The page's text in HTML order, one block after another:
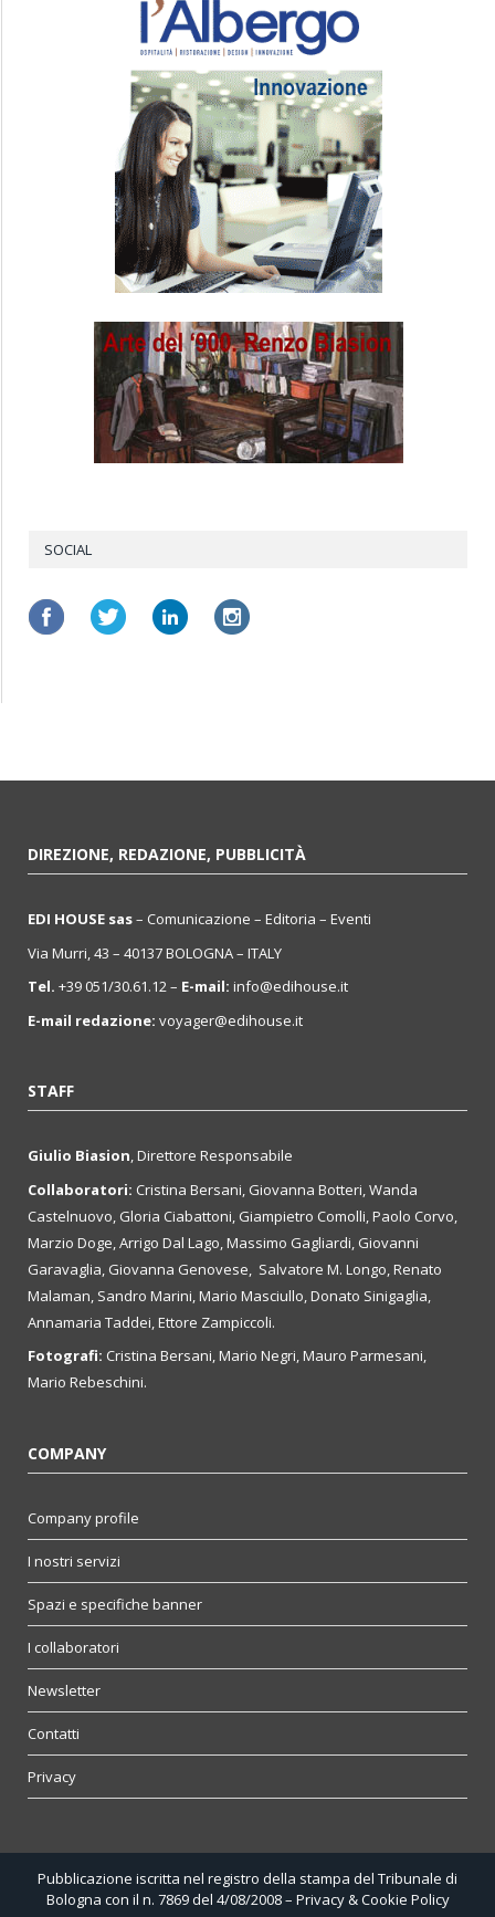
SOCIAL
DIREZIONE, REDAZIONE, PUBBLICITÀ
EDI HOUSE sas– Comunicazione – Editoria – Eventi
Via Murri, 43 – 40137 BOLOGNA – ITALY
Tel. +39 051/30.61.12 – E-mail: info@edihouse.it
E-mail redazione: voyager@edihouse.it
STAFF
Giulio Biasion, Direttore Responsabile
Collaboratori: Cristina Bersani, Giovanna Botteri, Wanda
Castelnuovo, Gloria Ciabattoni, Giampietro Comolli, Paolo Corvo,
Marzio Doge, Arrigo Dal Lago, Massimo Gagliardi, Giovanni
Garavaglia, Giovanna Genovese, Salvatore M. Longo, Renato
Malaman, Sandro Marini, Mario Masciullo, Donato Sinigaglia,
Annamaria Taddei, Ettore Zampiccoli.
Fotografi: Cristina Bersani, Mario Negri, Mauro Parmesani,
Mario Rebeschini.
COMPANY
Company profile
I nostri servizi
Spazi e specifiche banner
I collaboratori
Newsletter
Contatti
Privacy
Pubblicazione iscritta nel registro della stampa del Tribunale di
Bologna con il n. 7869 del 4/08/2008 – Privacy & Cookie Policy